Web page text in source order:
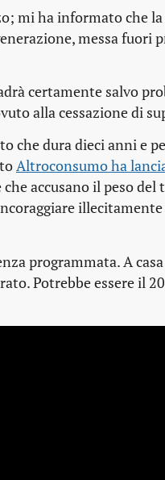
mi ha informato che
messa fuori
certamente salvo
alla cessazione di
che dura dieci anni e
Altroconsumo ha
accusano il peso
programmata. A
Potrebbe essere il